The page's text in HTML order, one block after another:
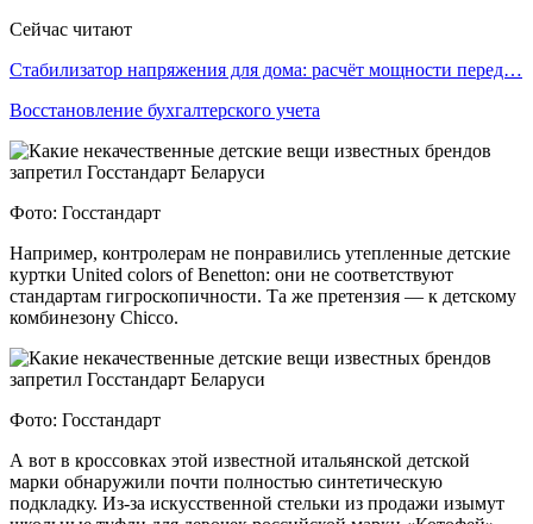
Сейчас читают
Стабилизатор напряжения для дома: расчёт мощности перед…
Восстановление бухгалтерского учета
Фото: Госстандарт
Например, контролерам не понравились утепленные детские
куртки United colors of Benetton: они не соответствуют
стандартам гигроскопичности. Та же претензия — к детскому
комбинезону Chicco.
Фото: Госстандарт
А вот в кроссовках этой известной итальянской детской
марки обнаружили почти полностью синтетическую
подкладку. Из-за искусственной стельки из продажи изымут